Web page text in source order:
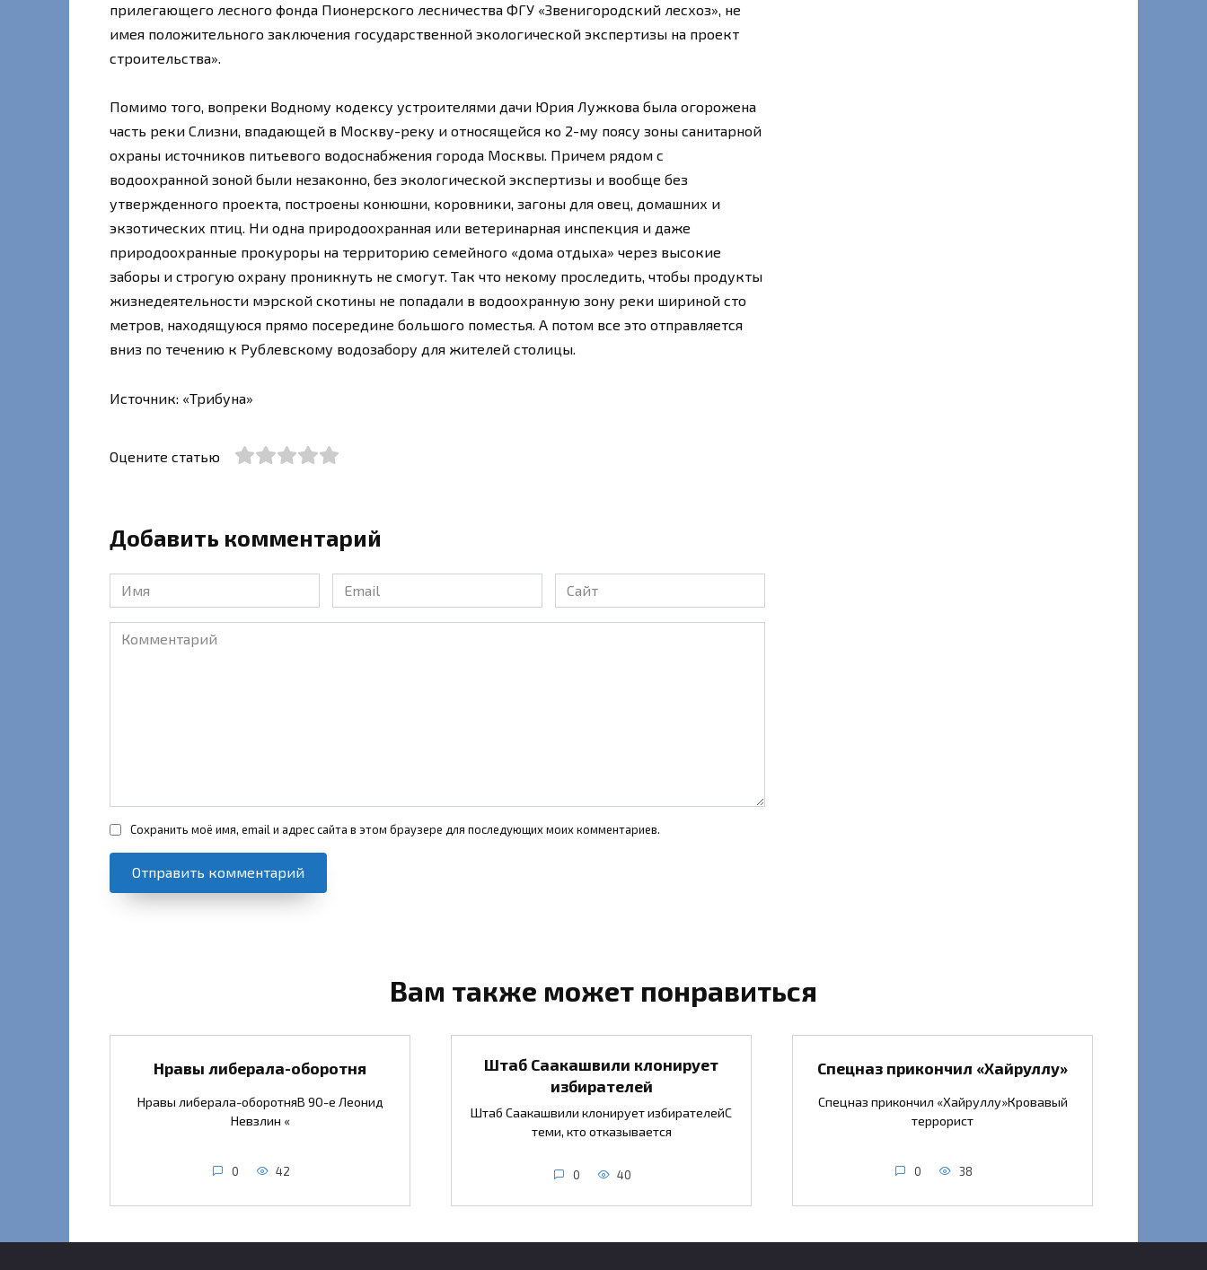
прилегающего лесного фонда Пионерского лесничества ФГУ «Звенигородский лесхоз», не
имея положительного заключения государственной экологической экспертизы на проект
строительства».
Помимо того, вопреки Водному кодексу устроителями дачи Юрия Лужкова была огорожена
часть реки Слизни, впадающей в Москву-реку и относящейся ко 2-му поясу зоны санитарной
охраны источников питьевого водоснабжения города Москвы. Причем рядом с
водоохранной зоной были незаконно, без экологической экспертизы и вообще без
утвержденного проекта, построены конюшни, коровники, загоны для овец, домашних и
экзотических птиц. Ни одна природоохранная или ветеринарная инспекция и даже
природоохранные прокуроры на территорию семейного «дома отдыха» через высокие
заборы и строгую охрану проникнуть не смогут. Так что некому проследить, чтобы продукты
жизнедеятельности мэрской скотины не попадали в водоохранную зону реки шириной сто
метров, находящуюся прямо посередине большого поместья. А потом все это отправляется
вниз по течению к Рублевскому водозабору для жителей столицы.
Источник: «Трибуна»
Оцените статью
Добавить комментарий
Имя
*
Email
*
Сайт
Комментарий
Сохранить моё имя, email и адрес сайта в этом браузере для последующих моих комментариев.
Вам также может понравиться
Нравы либерала-оборотня
Нравы либерала-оборотняВ 90-е Леонид
Невзлин «
0 42
Штаб Саакашвили клонирует
избирателей
Штаб Саакашвили клонирует избирателейС
теми, кто отказывается
0 40
Спецназ прикончил «Хайруллу»
Спецназ прикончил «Хайруллу»Кровавый
террорист
0 38